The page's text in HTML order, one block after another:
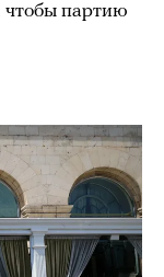
чтобы партию